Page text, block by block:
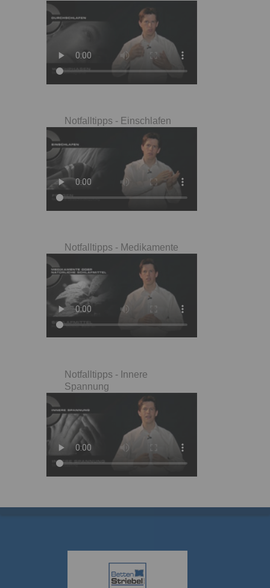
Notfalltipps - Einschlafen
Notfalltipps - Medikamente
Notfalltipps - Innere
Spannung